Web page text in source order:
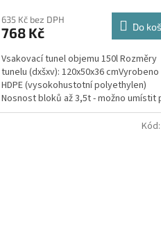
produktu
je
z
5
hvězdiček.
635 Kč bez DPH
768 Kč Do
Vsakovací tunel objemu 150l Rozměry
tunelu (dxšxv): 120x50x36 cmVyrobeno
HDPE (vysokohustotní polyethylen)
Nosnost bloků až 3,5t - možno umístit
parkovací stání do...
Kód: